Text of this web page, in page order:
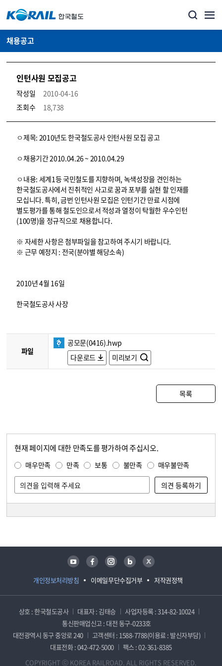
채용공고
인턴사원 모집공고
작성일
2010-04-16
조회수
18,738
코레일소개_경영공시_채용공고 상세보기 – 내용, 파일, 담당자 연락처로 구성
ㅇ제목: 2010년도 한국철도공사 인턴사원 모집 공고
ㅇ채용기간 2010.04.26 ~ 2010.04.29
ㅇ내용: 세계1등 국민철도를 지향하며, 녹색성장을 견인하는
한국철도공사에서 진취적인 사고로 꿈과 포부를 실현 할 인재를
모십니다. 특히, 금번 인턴사원 모집은 인턴기간 만료 시점에
별도평가를 통해 철도인으로서 적성과 열정이 탁월한 우수인턴
(100명)을 정규직으로 채용합니다.
※ 자세한 사항은 첨부파일을 참고하여 주시기 바랍니다.
※ 근무 예정지 : 전국(분야별 해당소속)
2010년 4월 16일
한국철도공사 사장
파일
공모문(0416).hwp
다운로드
미리보기
목록
현재 페이지에 대한 만족도를 평가하여 주십시오.
매우만족 만족 보통 불만족 매우불만족
개인정보처리방침 이메일무단수집거부 저작권정책
유튜브 페이스북 인스타그램 블로그 트위터
상호 : 한국철도공사 대표자 : 김태승
사업자등록 : 314-82-10024
통신판매업신고 : 대전 동구-0233호
대전광역시 동구 중앙로 240
고객센터 : 1588-7788(이용료 : 발신자부담)
대표전화 : 042-472-5000
팩스 : 02-361-8385
COPYRIGHT ⓒ KOREA RAILROAD. ALL RIGHTS RESERVED.